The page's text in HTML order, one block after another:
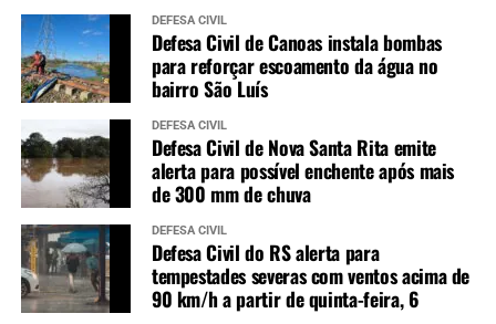
DEFESA CIVIL
Defesa Civil de Canoas instala bombas
para reforçar escoamento da água no
bairro São Luís
DEFESA CIVIL
Defesa Civil de Nova Santa Rita emite
alerta para possível enchente após mais
de 300 mm de chuva
DEFESA CIVIL
Defesa Civil do RS alerta para
tempestades severas com ventos acima de
90 km/h a partir de quinta-feira, 6